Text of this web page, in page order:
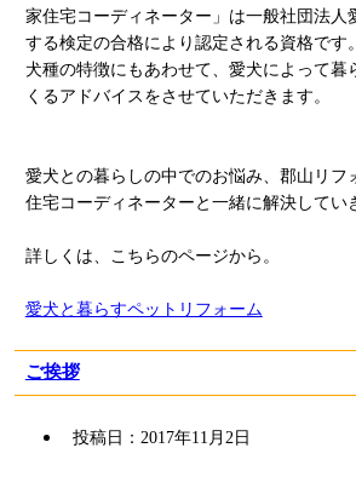
家住宅コーディネーター」は一般社団法人
する検定の合格により認定される資格です。
犬種の特徴にもあわせて、愛犬によって暮
くるアドバイスをさせていただきます。
愛犬との暮らしの中でのお悩み、郡山リフ
住宅コーディネーターと一緒に解決してい
詳しくは、こちらのページから。
愛犬と暮らすペットリフォーム
ご挨拶
投稿日： 2017年11月2日